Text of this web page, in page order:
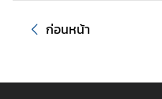
ห
น
ก่อนหน้า